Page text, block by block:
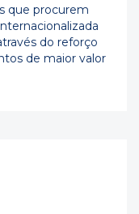
que procurem
do reforço
de maior valor